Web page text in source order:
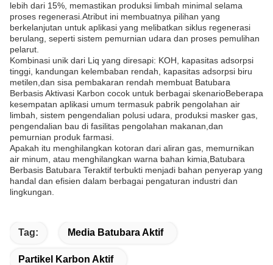
lebih dari 15%, memastikan produksi limbah minimal selama
proses regenerasi.Atribut ini membuatnya pilihan yang
berkelanjutan untuk aplikasi yang melibatkan siklus regenerasi
berulang, seperti sistem pemurnian udara dan proses pemulihan
pelarut.
Kombinasi unik dari Liq yang diresapi: KOH, kapasitas adsorpsi
tinggi, kandungan kelembaban rendah, kapasitas adsorpsi biru
metilen,dan sisa pembakaran rendah membuat Batubara
Berbasis Aktivasi Karbon cocok untuk berbagai skenarioBeberapa
kesempatan aplikasi umum termasuk pabrik pengolahan air
limbah, sistem pengendalian polusi udara, produksi masker gas,
pengendalian bau di fasilitas pengolahan makanan,dan
pemurnian produk farmasi.
Apakah itu menghilangkan kotoran dari aliran gas, memurnikan
air minum, atau menghilangkan warna bahan kimia,Batubara
Berbasis Batubara Teraktif terbukti menjadi bahan penyerap yang
handal dan efisien dalam berbagai pengaturan industri dan
lingkungan.
Tag: Media Batubara Aktif
Partikel Karbon Aktif